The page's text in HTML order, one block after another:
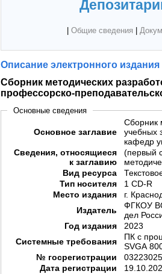
Общие сведения
Описание электронного издания
Сборник методических
профессорско-
Основные сведения
Основное заглавие
Сборник
учебных
кафедр
Сведения, относящиеся
к заглавию
(первый
Вид ресурса
Тип носителя
1 CD-R
Место издания
г.
Издатель
ФГКОУ ВО
дел
Год издания
2023
Системные требования
ПК с
SVGA
№ госрегистрации
Дата регистрации